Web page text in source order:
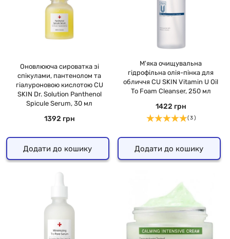
Оновлююча сироватка зі
спікулами, пантенолом та
гіалуроновою кислотою CU
SKIN Dr. Solution Panthenol
Spicule Serum, 30 мл
1392 грн
Додати до кошику
М'яка очищувальна
гідрофільна олія-пінка для
обличчя CU SKIN Vitamin U Oil
To Foam Cleanser, 250 мл
1422 грн
( 3 )
Додати до кошику